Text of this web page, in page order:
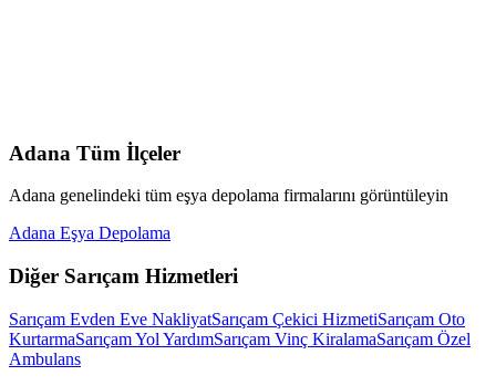
Adana Tüm İlçeler
Adana genelindeki tüm eşya depolama firmalarını görüntüleyin
Adana Eşya Depolama
Diğer Sarıçam Hizmetleri
Sarıçam Evden Eve NakliyatSarıçam Çekici HizmetiSarıçam Oto
KurtarmaSarıçamYol YardımSarıçam Vinç KiralamaSarıçam Özel
Ambulans